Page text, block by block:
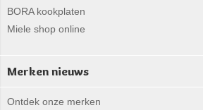
BORA kookplaten
Miele shop online
Merken nieuws
Ontdek onze merken